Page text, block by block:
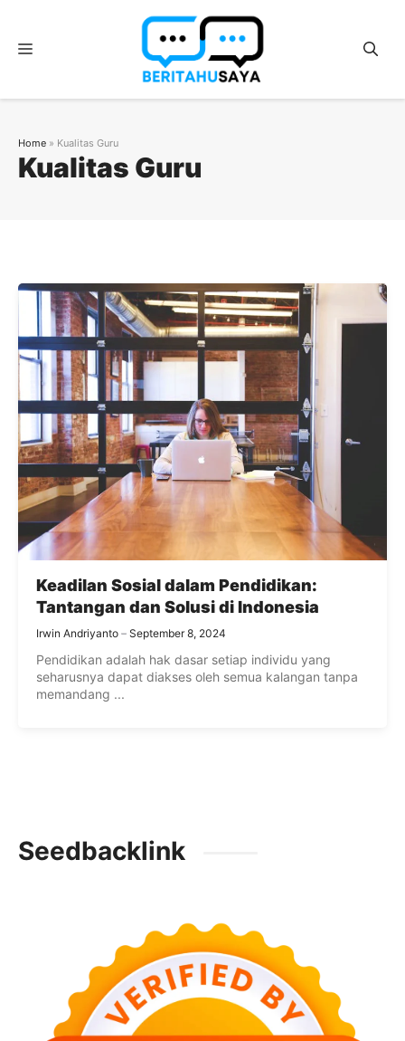
Menu
Kualitas Guru
Home » Kualitas Guru
Keadilan Sosial dalam Pendidikan:
Tantangan dan Solusi di Indonesia
Irwin Andriyanto September 8, 2024
Pendidikan adalah hak dasar setiap individu yang
seharusnya dapat diakses oleh semua kalangan tanpa
memandang ...
Seedbacklink